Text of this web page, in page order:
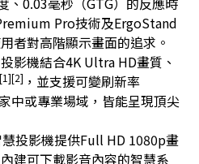
Pro技術及ErgoStand
者對高階顯示畫面的追求。
影機結合4K Ultra HD畫質、
，並支援可變刷新率
中或專業場域，皆能呈現頂尖
投影機提供Full HD 1080p畫
建可下載影音內容的智慧系